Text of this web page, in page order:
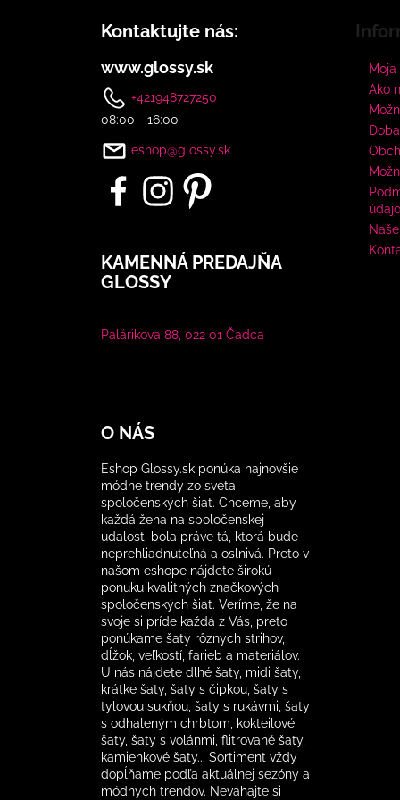
Kontaktujte nás:
www.glossy.sk
+421948727250
08:00 - 16:00
eshop@glossy.sk
KAMENNÁ PREDAJŇA
GLOSSY
Palárikova 88, 022 01 Čadca
Ako
O NÁS
Eshop Glossy.sk ponúka najnovšie
módne trendy zo sveta
spoločenských šiat. Chceme, aby
každá žena na spoločenskej
udalosti bola práve tá, ktorá bude
neprehliadnuteľná a oslnivá. Preto v
našom eshope nájdete širokú
ponuku kvalitných značkových
spoločenských šiat. Veríme, že na
svoje si príde každá z Vás, preto
ponúkame šaty rôznych strihov,
dĺžok, veľkostí, farieb a materiálov.
U nás nájdete dlhé šaty, midi šaty,
krátke šaty, šaty s čipkou, šaty s
tylovou sukňou, šaty s rukávmi, šaty
s odhaleným chrbtom, kokteilové
šaty, šaty s volánmi, flitrované šaty,
kamienkové šaty... Sortiment vždy
dopĺňame podľa aktuálnej sezóny a
módnych trendov. Neváhajte si